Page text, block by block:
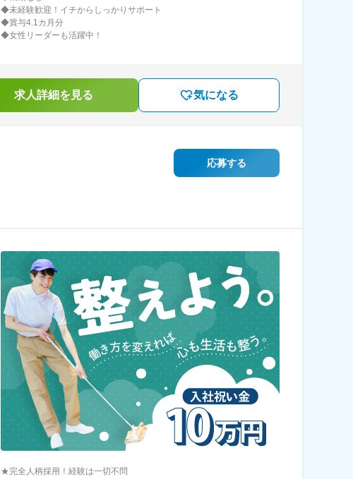
◆未経験歓迎！イチからしっかりサポート
◆賞与4.1カ月分
◆女性リーダーも活躍中！
求人詳細を見る 気になる
応募する
★完全人柄採用！経験は一切不問